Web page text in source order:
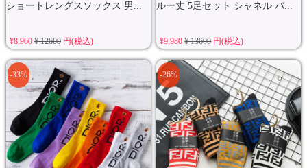
ショートレングスソックス 男...
¥8,960 ¥ 12600円(税込)
ルー丈 5足セット シャネル バ...
¥9,980¥ 13600円(税込)
-33% -26%